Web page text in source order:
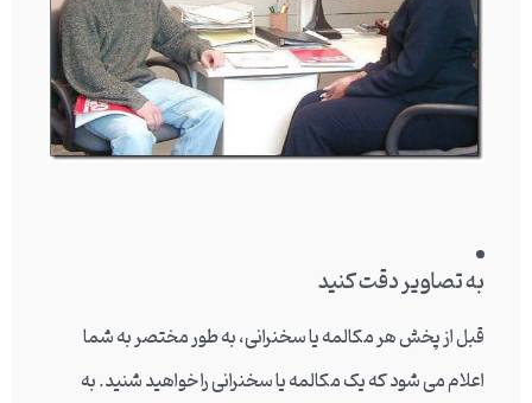
به تصاویر دقت کنید
قبل از پخش هر مکالمه یا سخنرانی، به طور مختصر به شما
اعلام می شود که یک مکالمه یا سخنرانی را خواهید شنید. به